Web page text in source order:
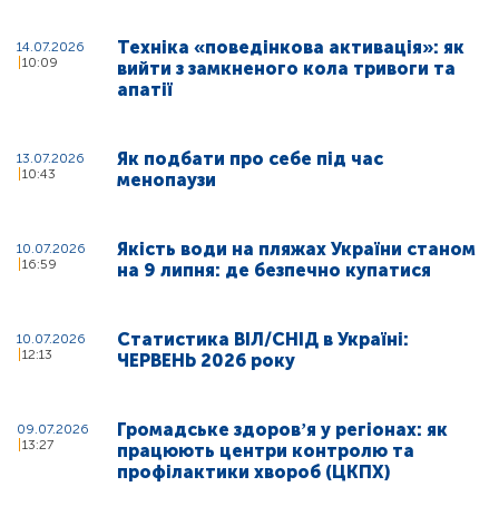
14.07.2026
10:09
Техніка «поведінкова активація»: як
вийти з замкненого кола тривоги та
апатії
13.07.2026
10:43
Як подбати про себе під час
менопаузи
10.07.2026
16:59
Якість води на пляжах України станом
на 9 липня: де безпечно купатися
10.07.2026
12:13
Статистика ВІЛ/СНІД в Україні:
ЧЕРВЕНЬ 2026 року
09.07.2026
13:27
Громадське здоровʼя у регіонах: як
працюють центри контролю та
профілактики хвороб (ЦКПХ)